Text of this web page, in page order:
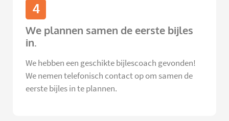
4
We plannen samen de eerste bijles
in.
We hebben een geschikte bijlescoach gevonden!
We nemen telefonisch contact op om samen de
eerste bijles in te plannen.